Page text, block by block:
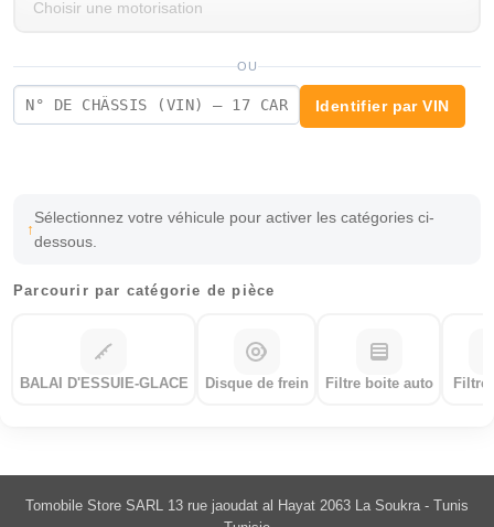
OU
Identifier par VIN
Sélectionnez votre véhicule pour activer les catégories ci-
dessous.
Parcourir par catégorie de pièce
BALAI D'ESSUIE-GLACE Disque de frein Filtre boite auto
Tomobile Store SARL 13 rue jaoudat al Hayat 2063 La Soukra - Tunis